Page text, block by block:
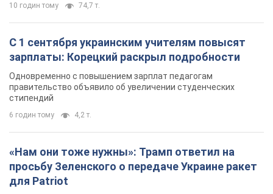
10 годин тому 74,7 т.
С 1 сентября украинским учителям повысят
зарплаты: Корецкий раскрыл подробности
Одновременно с повышением зарплат педагогам
правительство объявило об увеличении студенческих
стипендий
6 годин тому 4,2 т.
«Нам они тоже нужны»: Трамп ответил на
просьбу Зеленского о передаче Украине ракет
для Patriot